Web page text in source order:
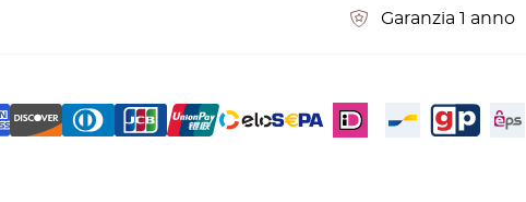
Garanzia 1 anno